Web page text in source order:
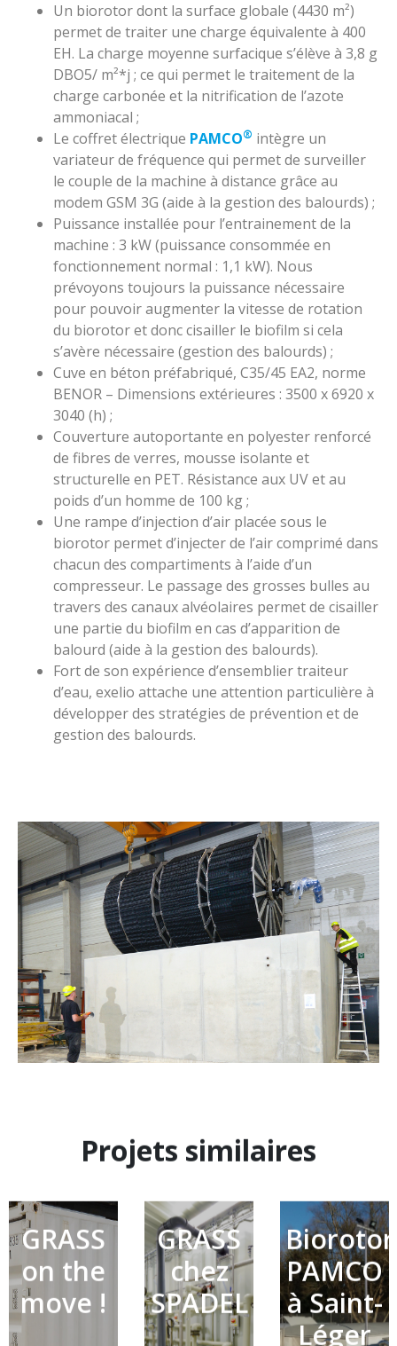
Un biorotor dont la surface globale (4430 m²)
permet de traiter une charge équivalente à 400
EH. La charge moyenne surfacique s’élève à 3,8 g
DBO5/ m²*j ; ce qui permet le traitement de la
charge carbonée et la nitrification de l’azote
ammoniacal ;
Le coffret électrique PAMCO® intègre un
variateur de fréquence qui permet de surveiller
le couple de la machine à distance grâce au
modem GSM 3G (aide à la gestion des balourds) ;
Puissance installée pour l’entrainement de la
machine : 3 kW (puissance consommée en
fonctionnement normal : 1,1 kW). Nous
prévoyons toujours la puissance nécessaire
pour pouvoir augmenter la vitesse de rotation
du biorotor et donc cisailler le biofilm si cela
s’avère nécessaire (gestion des balourds) ;
Cuve en béton préfabriqué, C35/45 EA2, norme
BENOR – Dimensions extérieures : 3500 x 6920 x
3040 (h) ;
Couverture autoportante en polyester renforcé
de fibres de verres, mousse isolante et
structurelle en PET. Résistance aux UV et au
poids d’un homme de 100 kg ;
Une rampe d’injection d’air placée sous le
biorotor permet d’injecter de l’air comprimé dans
chacun des compartiments à l’aide d’un
compresseur. Le passage des grosses bulles au
travers des canaux alvéolaires permet de cisailler
une partie du biofilm en cas d’apparition de
balourd (aide à la gestion des balourds).
Fort de son expérience d’ensemblier traiteur
d’eau, exelio attache une attention particulière à
développer des stratégies de prévention et de
gestion des balourds.
Projets similaires
GRASS
on the
move !
GRASS
chez
SPADEL
Biorotor
PAMCO
à Saint-
Léger